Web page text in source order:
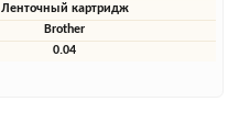
Ленточный картридж
Brother
0.04